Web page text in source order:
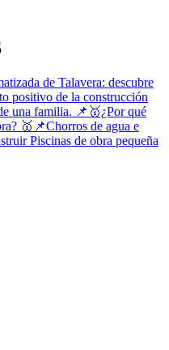
de Talavera: descubre
positivo de la construcción
una familia. 📌🥇¿Por qué
🥇📌Chorros de agua e
Piscinas de obra pequeña